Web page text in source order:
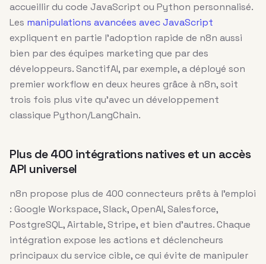
accueillir du code JavaScript ou Python personnalisé.
Les manipulations avancées avec JavaScript
expliquent en partie l’adoption rapide de n8n aussi
bien par des équipes marketing que par des
développeurs. SanctifAI, par exemple, a déployé son
premier workflow en deux heures grâce à n8n, soit
trois fois plus vite qu’avec un développement
classique Python/LangChain.
Plus de 400 intégrations natives et un accès
API universel
n8n propose plus de 400 connecteurs prêts à l’emploi
: Google Workspace, Slack, OpenAI, Salesforce,
PostgreSQL, Airtable, Stripe, et bien d’autres. Chaque
intégration expose les actions et déclencheurs
principaux du service cible, ce qui évite de manipuler